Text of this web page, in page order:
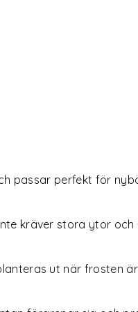
passar perfekt för
kräver stora ytor och
ut när frosten är